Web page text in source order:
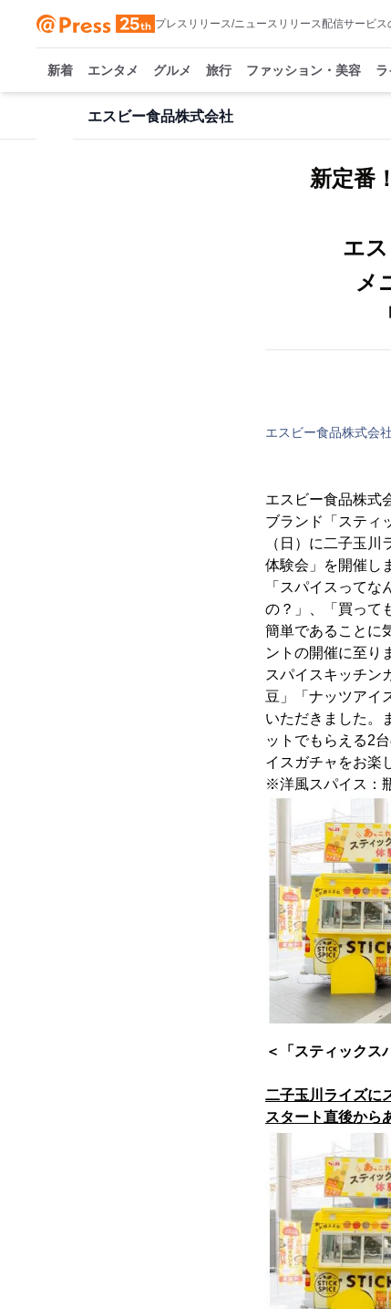
プレスリリース/ニュースリリース配信サービス
新着 エンタメ グルメ 旅行 ファッション・美容
エスビー食品株式会社
新定番
エ
メ
エスビー食品株式会社
エスビー食品株式
ブランド「スティ
（日）に二子玉
体験会」を開催し
「スパイスって
の？」、「買って
簡単であることに
ントの開催に至り
スパイスキッチン
豆」「ナッツアイ
いただきました。
ットでもらえる2
イスガチャをお楽
※洋風スパイス：
＜「スティックス
二子玉川ライズに
スタート直後から